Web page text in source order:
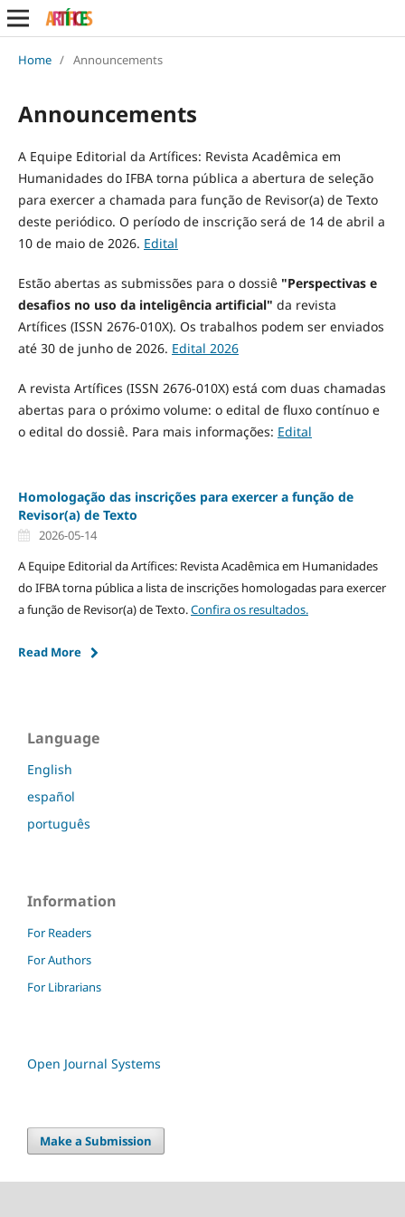
Home / Announcements
Announcements
A Equipe Editorial da Artífices: Revista Acadêmica em
Humanidades do IFBA torna pública a abertura de seleção
para exercer a chamada para função de Revisor(a) de Texto
deste periódico. O período de inscrição será de 14 de abril a
10 de maio de 2026. Edital
Estão abertas as submissões para o dossiê "Perspectivas e
desafios no uso da inteligência artificial" da revista
Artífices (ISSN 2676-010X). Os trabalhos podem ser enviados
até 30 de junho de 2026. Edital 2026
A revista Artífices (ISSN 2676-010X) está com duas chamadas
abertas para o próximo volume: o edital de fluxo contínuo e
o edital do dossiê. Para mais informações: Edital
Homologação das inscrições para exercer a função de
Revisor(a) de Texto
2026-05-14
A Equipe Editorial da Artífices: Revista Acadêmica em Humanidades
do IFBA torna pública a lista de inscrições homologadas para exercer
a função de Revisor(a) de Texto.Confira os resultados.
Read More
Language
English
español
português
Information
For Readers
For Authors
For Librarians
Open Journal Systems
Make a Submission